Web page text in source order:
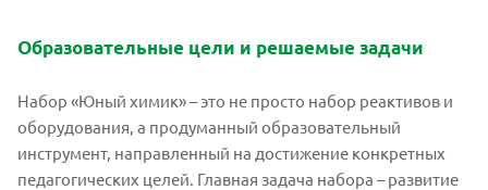
Образовательные цели и решаемые задачи
Набор «Юный химик» – это не просто набор реактивов и
оборудования, а продуманный образовательный
инструмент, направленный на достижение конкретных
педагогических целей. Главная задача набора – развитие